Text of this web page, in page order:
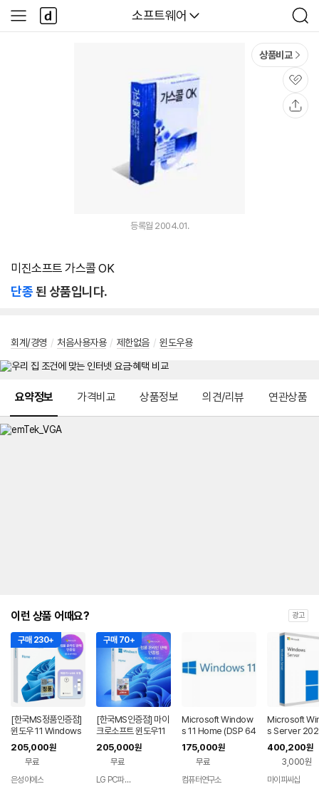
다나와
소프트웨어
검
색
사
이
다
나
와
상품비교
관
심
등록월 2004.01.
미진소프트 가스콜 OK
단종된 상품입니다.
회계/경영 / 처음사용자용 / 제한없음 / 윈도우용
요약정보 가격비교 상품정보 의견/리뷰 연관상품
이런 상품 어때요? 광고
구매 230+
[한국MS정품인증점]
윈도우 11 Windows
Home FPP 처음사용
자용 USB 영구 버전
제품키 + EZPDF 번들
합본팩
205,000원
무료
은성이에스
구매 70+
[한국MS인증점] 마이
크로소프트 윈도우11
홈 Windows Home
FPP 처음사용자용 한
글 USB포함
205,000원
무료
LG PC파트너 해오름
Microsoft Window
s 11 Home (DSP 64
bit 한글)
175,000원
무료
컴퓨터연구소
Microsoft
s Server
ndard 기업용
추가용 DSP
400,200원
3,000원
마이피씨샵